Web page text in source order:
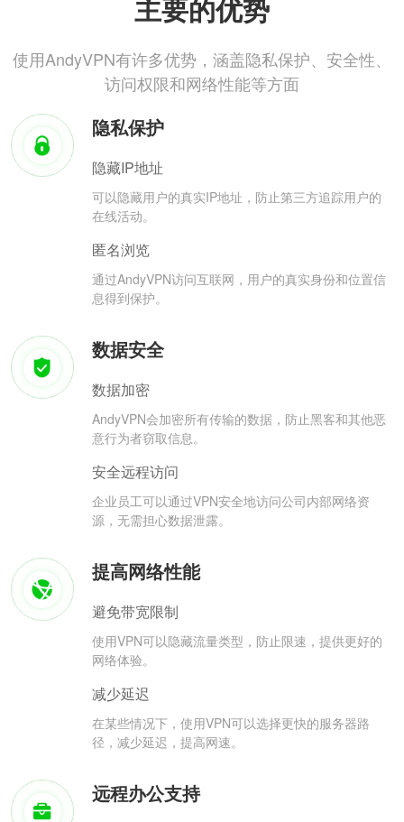
主要的优势
使用AndyVPN有许多优势，涵盖隐私保护、安全性、
访问权限和网络性能等方面
隐私保护
隐藏IP地址
可以隐藏用户的真实IP地址，防止第三方追踪用户的
在线活动。
匿名浏览
通过AndyVPN访问互联网，用户的真实身份和位置信
息得到保护。
数据安全
数据加密
AndyVPN会加密所有传输的数据，防止黑客和其他恶
意行为者窃取信息。
安全远程访问
企业员工可以通过VPN安全地访问公司内部网络资
源，无需担心数据泄露。
提高网络性能
避免带宽限制
使用VPN可以隐藏流量类型，防止限速，提供更好的
网络体验。
减少延迟
在某些情况下，使用VPN可以选择更快的服务器路
径，减少延迟，提高网速。
远程办公支持